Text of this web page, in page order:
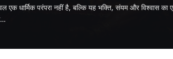
धार्मिक परंपरा नहीं है, बल्कि यह भक्ति, संयम और विश्वास का